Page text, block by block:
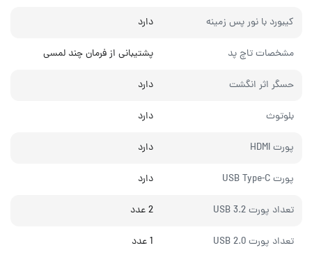
کیبورد با نور پس زمینه دارد
مشخصات تاچ پد پشتیبانی از فرمان چند لمسی
حسگر اثر انگشت دارد
بلوتوث دارد
پورت HDMI دارد
پورت USB Type-C دارد
تعداد پورت USB 3.2 2 عدد
تعداد پورت USB 2.0 1 عدد